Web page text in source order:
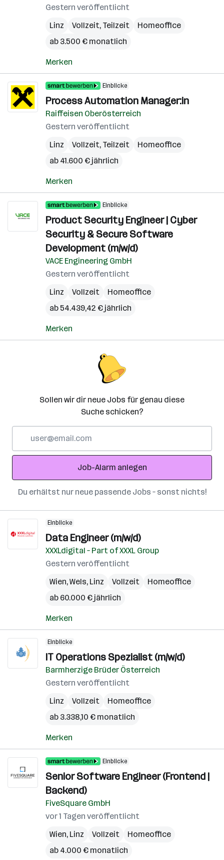
Gestern veröffentlicht
Linz
Vollzeit, Teilzeit
Homeoffice
ab 3.500 € monatlich
Merken
Einblicke
Process Automation Manager:in
Raiffeisen Oberösterreich
Gestern veröffentlicht
Linz
Vollzeit, Teilzeit
Homeoffice
ab 41.600 € jährlich
Merken
Einblicke
Product Security Engineer | Cyber
Security & Secure Software
Development (m/w/d)
VACE Engineering GmbH
Gestern veröffentlicht
Linz
Vollzeit
Homeoffice
ab 54.439,42 € jährlich
Merken
Sollen wir dir neue Jobs für genau diese
Suche schicken?
Adresse
Job-Alarm anlegen
Du erhältst nur neue passende Jobs – sonst nichts!
Einblicke
Data Engineer (m/w/d)
XXXLdigital – Part of XXXL Group
Gestern veröffentlicht
Wien,Wels, Linz Vollzeit
Homeoffice
ab 60.000 € jährlich
Merken
Einblicke
IT Operations Spezialist (m/w/d)
Barmherzige Brüder Österreich
Gestern veröffentlicht
Linz
Vollzeit
Homeoffice
ab 3.338,10 € monatlich
Merken
Einblicke
Senior Software Engineer (Frontend |
Backend)
FiveSquare GmbH
vor 1 Tagen veröffentlicht
Wien, Linz Vollzeit
Homeoffice
ab 4.000 € monatlich